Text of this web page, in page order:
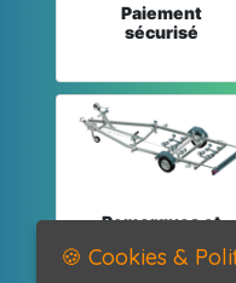
Paiement
sécurisé
Remorques et
🍪 Cookies &